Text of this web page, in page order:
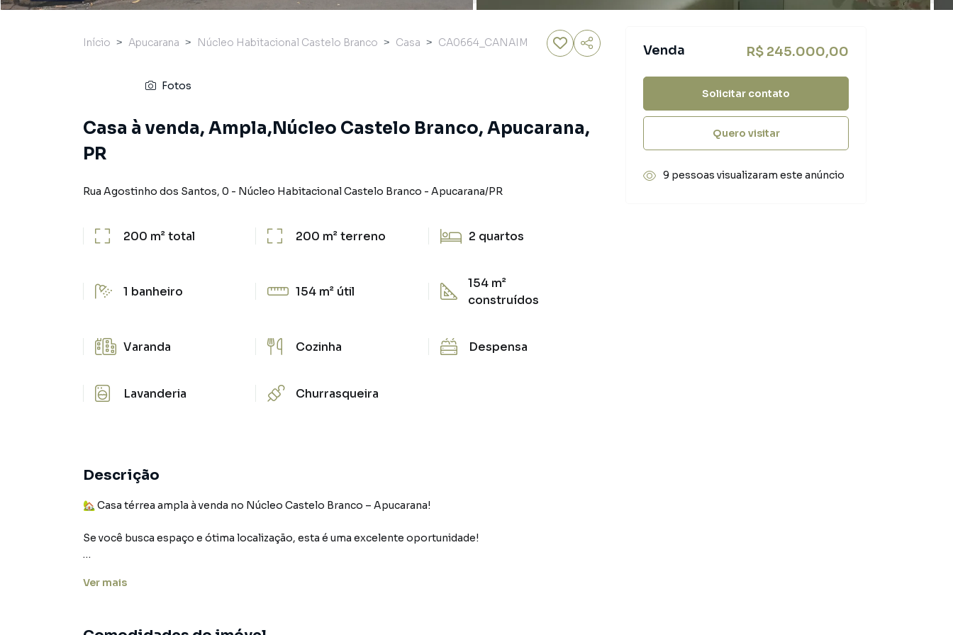
Início Apucarana Núcleo Habitacional Castelo Branco Casa CA0664_CANAIM
Fotos
Casa à venda, Ampla,Núcleo Castelo Branco, Apucarana,
PR
Rua Agostinho dos Santos, 0 - Núcleo Habitacional Castelo Branco - Apucarana/PR
200 m²total 200 m² terreno 2 quartos
1 banheiro 154 m² útil
154 m²
construídos
Varanda Cozinha Despensa
Lavanderia Churrasqueira
Descrição
🏡 Casa térrea ampla à venda no Núcleo Castelo Branco – Apucarana!
Se você busca espaço e ótima localização, esta é uma excelente oportunidade!
🏠 Área construída: 154 m²
Ver mais
Venda R$ 245.000,00
Solicitar contato
Quero visitar
9 pessoas visualizaram este anúncio